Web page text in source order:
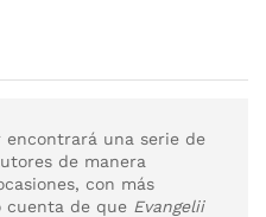
una serie de
de manera
con más
cuenta de que Evangelii